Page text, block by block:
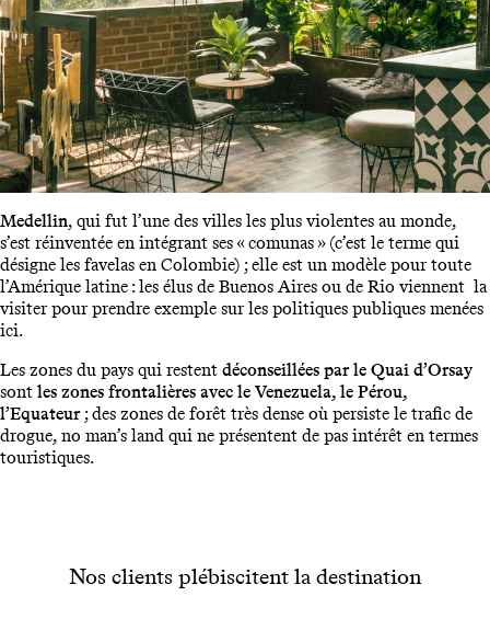
Medellin, qui fut l’une des villes les plus violentes au monde,
s’est réinventée en intégrant ses « comunas » (c’est le terme qui
désigne les favelas en Colombie) ; elle est un modèle pour toute
l’Amérique latine : les élus de Buenos Aires ou de Rio viennent la
visiter pour prendre exemple sur les politiques publiques menées
ici.
Les zones du pays qui restent déconseillées par le Quai d’Orsay
sont les zones frontalières avec le Venezuela, le Pérou,
l’Equateur ; des zones de forêt très dense où persiste le trafic de
drogue, no man’s land qui ne présentent de pas intérêt en termes
touristiques.
Nos clients plébiscitent la destination